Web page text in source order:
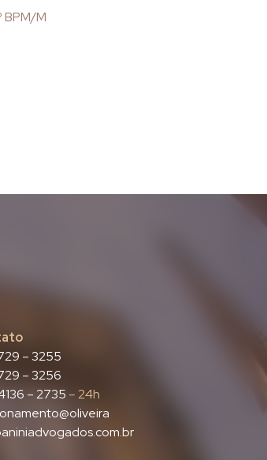
BPM/M
– 3255
– 3256
– 2735 – 24h